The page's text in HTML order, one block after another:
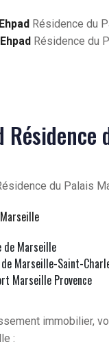
Résidence du
Résidence du
du Palais
de Marseille
Marseille-Saint-
Marseille Provence
immobilier,
: